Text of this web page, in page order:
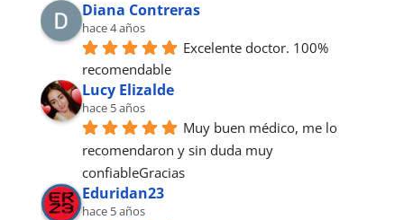
Diana Contreras
hace 4 años
Excelente doctor. 100%
recomendable
Lucy Elizalde
hace 5 años
Muy buen médico, me lo
recomendaron y sin duda muy
confiableGracias
Eduridan23
hace 5 años